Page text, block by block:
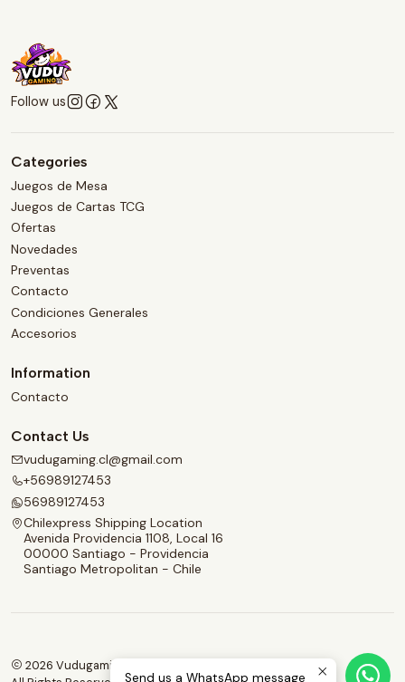
Follow us
Categories
Juegos de Mesa
Juegos de Cartas TCG
Ofertas
Novedades
Preventas
Contacto
Condiciones Generales
Accesorios
Information
Contacto
Contact Us
vudugaming.cl@gmail.com
+56989127453
56989127453
Chilexpress Shipping Location
Avenida Providencia 1108, Local 16
00000 Santiago - Providencia
Santiago Metropolitan - Chile
2026 Vudugaming.
Send us a WhatsApp message